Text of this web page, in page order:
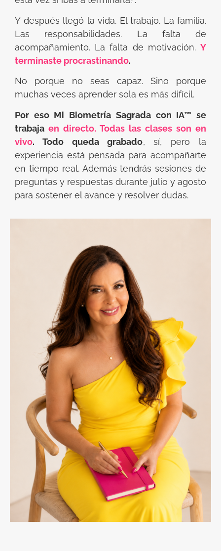
Y después llegó la vida. El trabajo. La familia.
Las responsabilidades. La falta de
acompañamiento. La falta de motivación. Y
terminaste procrastinando.
No porque no seas capaz. Sino porque
muchas veces aprender sola es más difícil.
Por eso Mi Biometría Sagrada con IA™ se
trabaja en directo. Todas las clases son en
vivo. Todo queda grabado, sí, pero la
experiencia está pensada para acompañarte
en tiempo real. Además tendrás sesiones de
preguntas y respuestas durante julio y agosto
para sostener el avance y resolver dudas.